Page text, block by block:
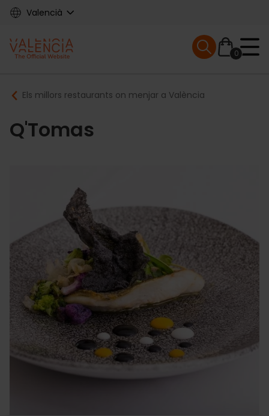
Skip
content
Valencià
Main
navigation
0
Mobile menu
Breadcrumb
Els millors restaurants on menjar a València
Q'Tomas